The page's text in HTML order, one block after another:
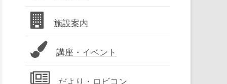
バ
ー
施設案内
講座・イベント
だより・ロビコン